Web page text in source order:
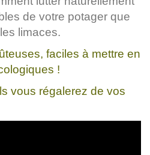
de votre potager que
limaces.
faciles à mettre en
!
vous régalerez de vos